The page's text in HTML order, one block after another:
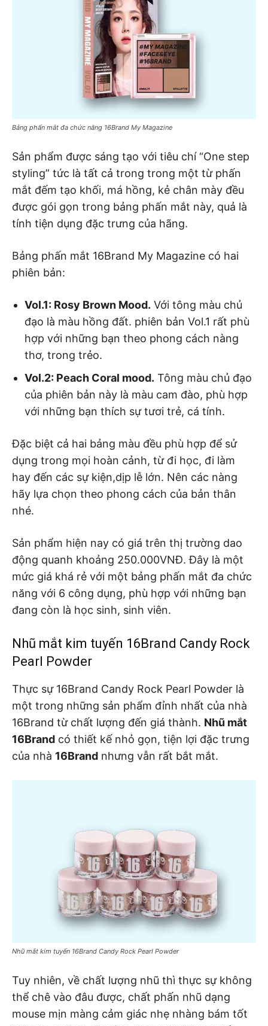
Bảng phấn mắt đa chức năng 16Brand My Magazine
Sản phẩm được sáng tạo với tiêu chí “One step
styling” tức là tất cả trong trong một từ phấn
mắt đếm tạo khối, má hồng, kẻ chân mày đều
được gói gọn trong bảng phấn mắt này, quả là
tính tiện dụng đặc trưng của hãng.
Bảng phấn mắt 16Brand My Magazine có hai
phiên bản:
Vol.1: Rosy Brown Mood. Với tông màu chủ
đạo là màu hồng đất. phiên bản Vol.1 rất phù
hợp với những bạn theo phong cách nàng
thơ, trong trẻo.
Vol.2: Peach Coral mood. Tông màu chủ đạo
của phiên bản này là màu cam đào, phù hợp
với những bạn thích sự tươi trẻ, cá tính.
Đặc biệt cả hai bảng màu đều phù hợp để sử
dụng trong mọi hoàn cảnh, từ đi học, đi làm
hay đến các sự kiện,dịp lễ lớn. Nên các nàng
hãy lựa chọn theo phong cách của bản thân
nhé.
Sản phẩm hiện nay có giá trên thị trường dao
động quanh khoảng 250.000VNĐ. Đây là một
mức giá khá rẻ với một bảng phấn mắt đa chức
năng với 6 công dụng, phù hợp với những bạn
đang còn là học sinh, sinh viên.
Nhũ mắt kim tuyến 16Brand Candy Rock
Pearl Powder
Thực sự 16Brand Candy Rock Pearl Powder là
một trong những sản phẩm đỉnh nhất của nhà
16Brand từ chất lượng đến giá thành. Nhũ mắt
16Brand có thiết kế nhỏ gọn, tiện lợi đặc trưng
của nhà 16Brand nhưng vẫn rất bắt mắt.
Nhũ mắt kim tuyến 16Brand Candy Rock Pearl Powder
Tuy nhiên, về chất lượng nhũ thì thực sự không
thể chê vào đâu được, chất phấn nhũ dạng
mouse mịn màng cảm giác nhẹ nhàng bám tốt